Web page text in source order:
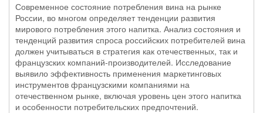
Современное состояние потребления вина на рынке
России, во многом определяет тенденции развития
мирового потребления этого напитка. Анализ состояния и
тенденций развития спроса российских потребителей вина
должен учитываться в стратегия как отечественных, так и
французских компаний-производителей. Исследование
выявило эффективность применения маркетинговых
инструментов французскими компаниями на
отечественном рынке, включая уровень цен этого напитка
и особенности потребительских предпочтений.